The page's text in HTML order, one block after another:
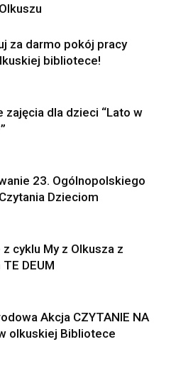
za darmo pokój pracy
bibliotece!
zajęcia dla dzieci “Lato w
23. Ogólnopolskiego
Dzieciom
cyklu My z Olkusza z
DEUM
Akcja CZYTANIE NA
olkuskiej Bibliotece